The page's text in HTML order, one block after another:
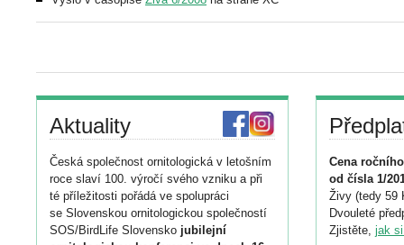
Aktuality
Česká společnost ornitologická v letošním
roce slaví 100. výročí svého vzniku a při
té příležitosti pořádá ve spolupráci
se Slovenskou ornitologickou společností
SOS/BirdLife Slovensko jubilejní
Cena
od čísla 1/
Živy (tedy 59
Dvouleté
Zjistěte, jak